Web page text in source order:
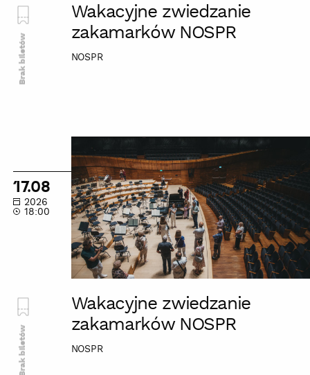
Wakacyjne zwiedzanie
zakamarków NOSPR
NOSPR
Brak biletów
zwiedzanie
zakamarków
NOSPR
17.08
2026
18:00
Wakacyjne zwiedzanie
zakamarków NOSPR
NOSPR
Brak biletów